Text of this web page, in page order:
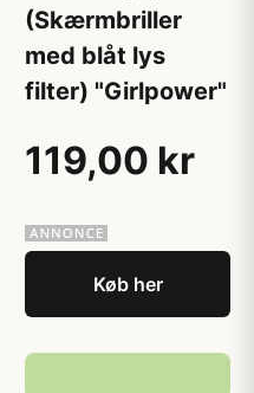
(Skærmbriller
med blåt lys
filter) "Girlpower"
119,00 kr
Køb her